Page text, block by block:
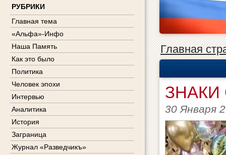
РУБРИКИ
Главная тема
«Альфа»-Инфо
Наша Память
Как это было
Политика
Человек эпохи
Интервью
Аналитика
История
Заграница
Журнал «Разведчикъ»
Главная
ЗНАКИ
30 Января